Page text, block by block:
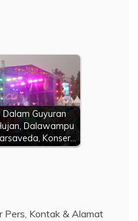
Dalam Guyuran
Dalawampu
Konser…
Pers, Kontak & Alamat